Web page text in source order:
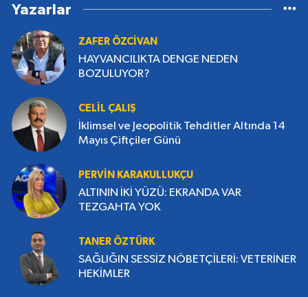
Yazarlar
ZAFER ÖZCİVAN
HAYVANCILIKTA DENGE NEDEN
BOZULUYOR?
CELIL ÇALIŞ
İklimsel ve Jeopolitik Tehditler Altında 14
Mayıs Çiftçiler Günü
PERVIN KARAKULLUKÇU
ALTININ İKİ YÜZÜ: EKRANDA VAR
TEZGAHTA YOK
TANER ÖZTÜRK
SAĞLIĞIN SESSİZ NÖBETÇİLERİ: VETERİNER
HEKİMLER